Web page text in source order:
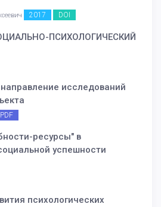
2017 DOI
ПСИХОЛОГИЧЕСКИЙ
исследований
PDF
ресурсы" в
успешности
психологических